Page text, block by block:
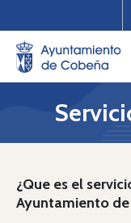
¿Que es el
Ayuntamiento de